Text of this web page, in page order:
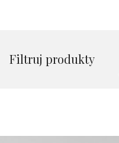
Filtruj produkty